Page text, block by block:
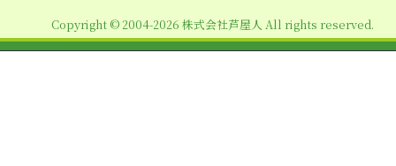
Copyright © 2004-2026 株式会社芦屋人 All rights reserved.